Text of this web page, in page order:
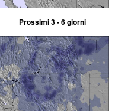
Prossimi 3 - 6 giorni